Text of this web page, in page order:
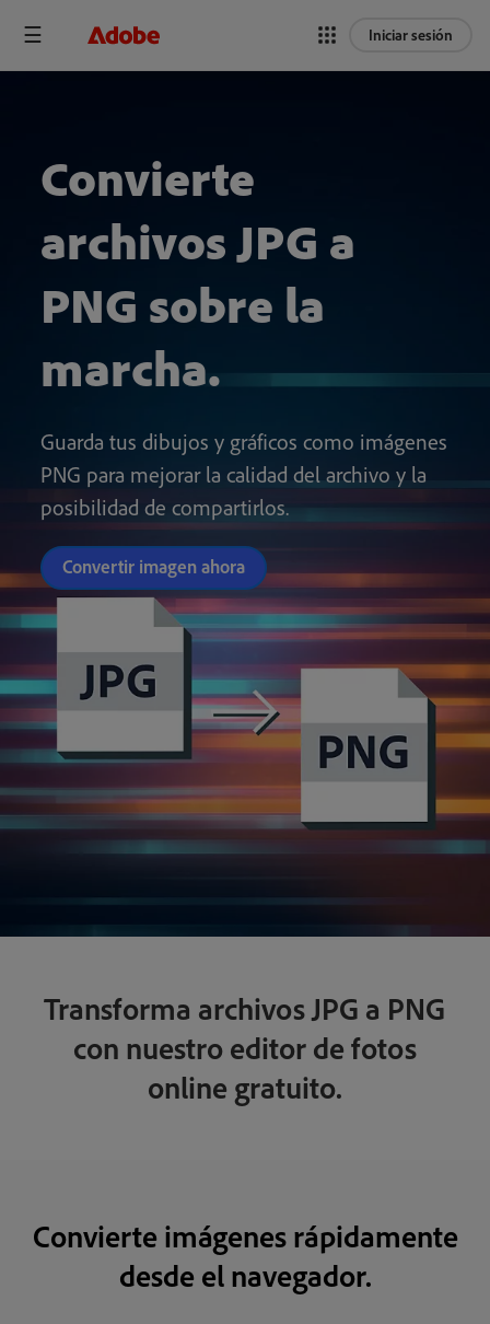
Iniciar sesión
Convierte
archivos JPG a
PNG sobre la
marcha.
Guarda tus dibujos y gráficos como imágenes
PNG para mejorar la calidad del archivo y la
posibilidad de compartirlos.
Convertir imagen ahora
Transforma archivos JPG a PNG
con nuestro editor de fotos
online gratuito.
Convierte imágenes rápidamente
desde el navegador.